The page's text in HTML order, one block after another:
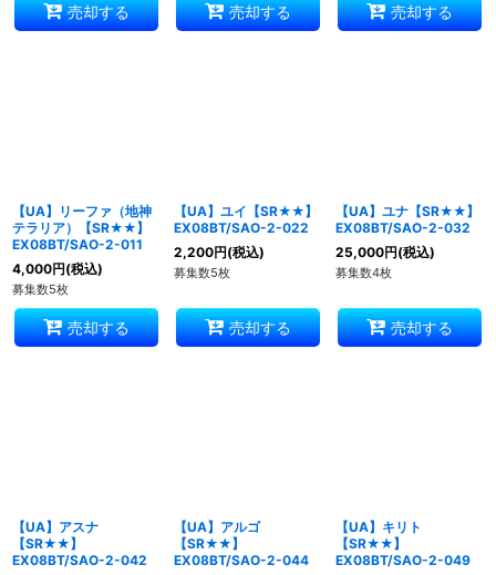
売却する 売却する 売却する
【UA】リーファ（地神
テラリア）【SR★★】
EX08BT/SAO-2-011
4,000円(税込)
募集数5枚
売却する
【UA】ユイ【SR★★】
EX08BT/SAO-2-022
2,200円(税込)
募集数5枚
売却する
【UA】ユナ【SR★★】
EX08BT/SAO-2-032
25,000円(税込)
募集数4枚
売却する
【UA】アスナ
【SR★★】
EX08BT/SAO-2-042
【UA】アルゴ
【SR★★】
EX08BT/SAO-2-044
【UA】キリト
【SR★★】
EX08BT/SAO-2-049